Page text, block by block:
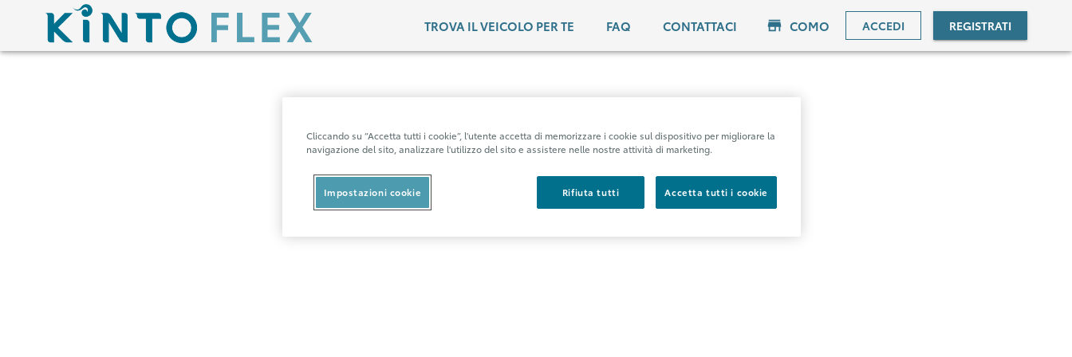
TROVA IL VEICOLO PER TE FAQ CONTATTACI COMO ACCEDI REGISTRATI
Cliccando su “Accetta tutti i cookie”, l'utente accetta di memorizzare i cookie sul dispositivo per migliorare la
navigazione del sito, analizzare l'utilizzo del sito e assistere nelle nostre attività di marketing.
Rifiuta tutti Accetta tutti i cookie
Impostazioni cookie